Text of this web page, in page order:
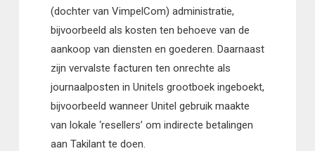
(dochter van VimpelCom) administratie,
bijvoorbeeld als kosten ten behoeve van de
aankoop van diensten en goederen. Daarnaast
zijn vervalste facturen ten onrechte als
journaalposten in Unitels grootboek ingeboekt,
bijvoorbeeld wanneer Unitel gebruik maakte
van lokale ‘resellers’ om indirecte betalingen
aan Takilant te doen.